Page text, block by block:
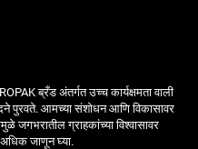
ब्रँड अंतर्गत उच्च कार्यक्षमता वाली
पुरवते. आमच्या संशोधन आणि विकासावर
जगभरातील ग्राहकांच्या विश्वासावर
जाणून घ्या.